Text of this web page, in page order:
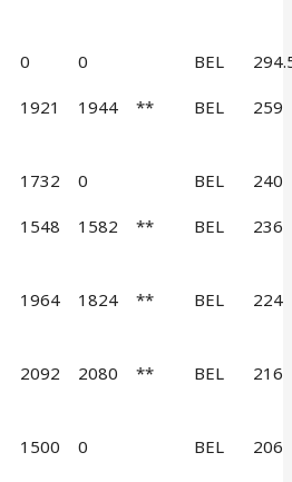
0 0 BEL
1921 1944 ** BEL 259
1732 0 BEL 240
1548 1582 ** BEL 236
1964 1824 ** BEL 224
2092 2080 ** BEL 216
1500 0 BEL 206